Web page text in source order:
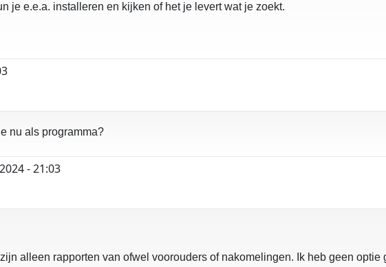
je e.e.a. installeren en kijken of het je levert wat je zoekt.
nu als programma?
- 21:03
alleen rapporten van ofwel voorouders of nakomelingen. Ik heb geen